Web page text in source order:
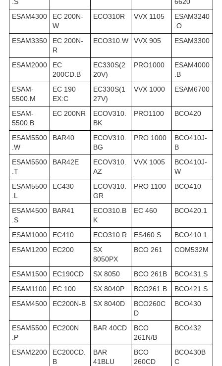
ESAM4300
EC 200N-
W
ECO310R VVX 1105
ESAM3240
.O
ESAM3350
EC 200N-
R
ECO310.W VVX 905 ESAM3300
ESAM2000
EC
200CD.B
EC330S(2
20V)
PRO1000
ESAM4000
.B
ESAM-
5500.M
EC 190
EX:C
EC330S(1
27V)
VVX 1000 ESAM6700
ESAM-
5500.B
EC 200NR
ECOV310.
BK
PRO1100 BCO420
ESAM5500
.W
BAR40
ECOV310.
BG
PRO 1000
BCO410J-
B
ESAM5500
.T
BAR42E
ECOV310.
AZ
VVX 1005
BCO410J-
W
ESAM5500
.L
EC430
ECOV310.
GR
PRO 1100 BCO410
ESAM4500
.S
BAR41
ECO310.B
K
EC 460 BCO420.1
ESAM1000 EC410 ECO310.R ES460.S
BCO410.1
ESAM1200
EC200
SX
8050PX
BCO 261 COM532M
ESAM1500 EC190CD SX 8050 BCO 261B
BCO431.S
ESAM1100
EC 100 SX 8040P BCO261.B
BCO421.S
ESAM4500
EC200N-B SX 8040D
BCO260C
D
BCO430
ESAM5500
.P
EC200N BAR 40CD
BCO
261N/B
BCO432
ESAM2200
EC200CD.
B
BAR
41BLU
BCO
260CD
BCO430B
C